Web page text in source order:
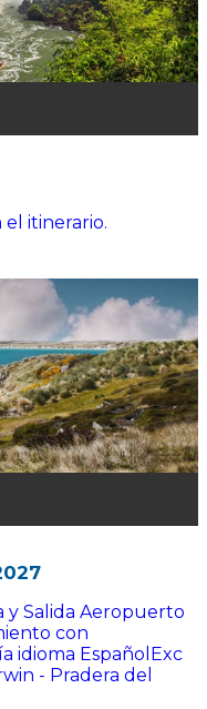
el itinerario.
y Salida Aeropuerto
con
idioma EspañolExc
- Pradera del